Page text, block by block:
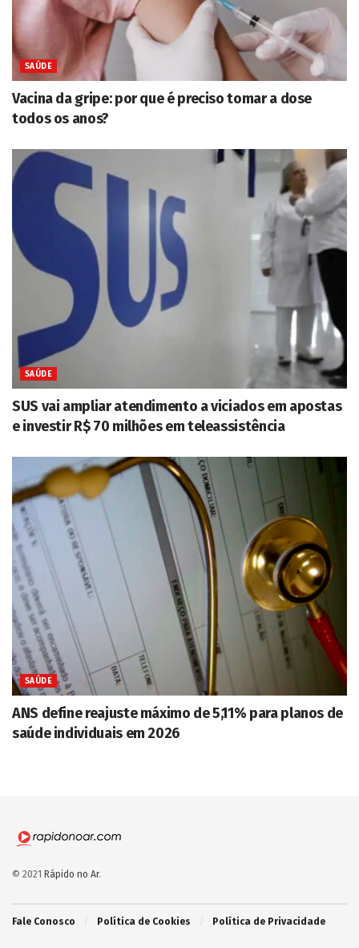
SAÚDE
Vacina da gripe: por que é preciso tomar a dose
todos os anos?
SAÚDE
SUS vai ampliar atendimento a viciados em apostas
e investir R$ 70 milhões em teleassistência
SAÚDE
ANS define reajuste máximo de 5,11% para planos de
saúde individuais em 2026
© 2021 Rápido no Ar.
Fale Conosco Política de Cookies Política de Privacidade